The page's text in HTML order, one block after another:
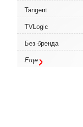
Tangent
TVLogic
Без бренда
Еще